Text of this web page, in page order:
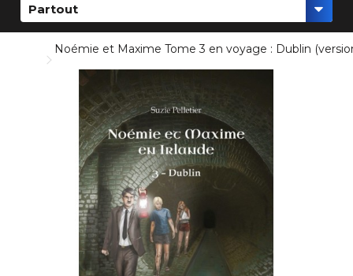
Partout
Noémie et Maxime Tome 3 en voyage : Dublin